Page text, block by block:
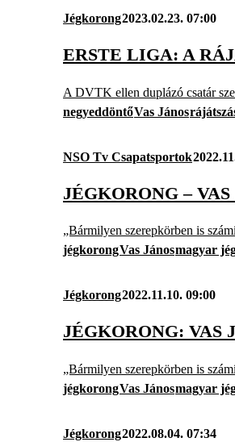
Jégkorong2023.02.23. 07:00
ERSTE LIGA: A
A DVTK ellen duplázó csatár
negyeddöntőVas János
NSO Tv Csapatsportok
JÉGKORONG –
„Bármilyen szerepkörben is
jégkorongVas Jánosmagyar
Jégkorong2022.11.10. 09:00
JÉGKORONG: VAS
„Bármilyen szerepkörben is
jégkorongVas Jánosmagyar
Jégkorong2022.08.04. 07:34